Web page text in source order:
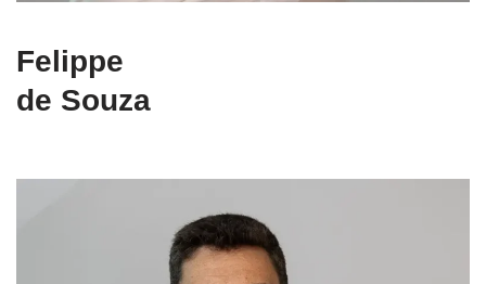
Felippe
de Souza